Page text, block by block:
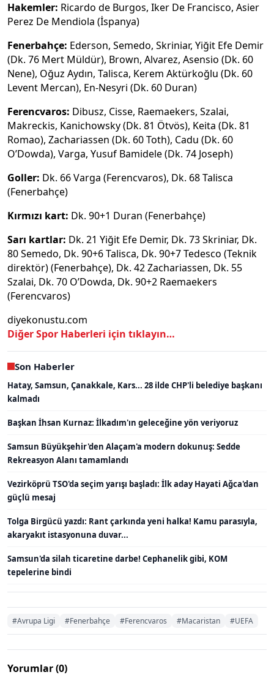
Hakemler: Ricardo de Burgos, Iker De Francisco, Asier
Perez De Mendiola (İspanya)
Fenerbahçe: Ederson, Semedo, Skriniar, Yiğit Efe Demir
(Dk. 76 Mert Müldür), Brown, Alvarez, Asensio (Dk. 60
Nene), Oğuz Aydın, Talisca, Kerem Aktürkoğlu (Dk. 60
Levent Mercan), En-Nesyri (Dk. 60 Duran)
Ferencvaros: Dibusz, Cisse, Raemaekers, Szalai,
Makreckis, Kanichowsky (Dk. 81 Ötvös), Keita (Dk. 81
Romao), Zachariassen (Dk. 60 Toth), Cadu (Dk. 60
O’Dowda), Varga, Yusuf Bamidele (Dk. 74 Joseph)
Goller: Dk. 66 Varga (Ferencvaros), Dk. 68 Talisca
(Fenerbahçe)
Kırmızı kart: Dk. 90+1 Duran (Fenerbahçe)
Sarı kartlar: Dk. 21 Yiğit Efe Demir, Dk. 73 Skriniar, Dk.
80 Semedo, Dk. 90+6 Talisca, Dk. 90+7 Tedesco (Teknik
direktör) (Fenerbahçe), Dk. 42 Zachariassen, Dk. 55
Szalai, Dk. 70 O’Dowda, Dk. 90+2 Raemaekers
(Ferencvaros)
diyekonustu.com
Diğer Spor Haberleri için tıklayın…
Son Haberler
Hatay, Samsun, Çanakkale, Kars... 28 ilde CHP'li belediye başkanı
kalmadı
Başkan İhsan Kurnaz: İlkadım'ın geleceğine yön veriyoruz
Samsun Büyükşehir'den Alaçam'a modern dokunuş: Sedde
Rekreasyon Alanı tamamlandı
Vezirköprü TSO'da seçim yarışı başladı: İlk aday Hayati Ağca'dan
güçlü mesaj
Tolga Birgücü yazdı: Rant çarkında yeni halka! Kamu parasıyla,
akaryakıt istasyonuna duvar...
Samsun'da silah ticaretine darbe! Cephanelik gibi, KOM
tepelerine bindi
#Avrupa Ligi #Fenerbahçe #Ferencvaros #Macaristan #UEFA
Yorumlar (0)